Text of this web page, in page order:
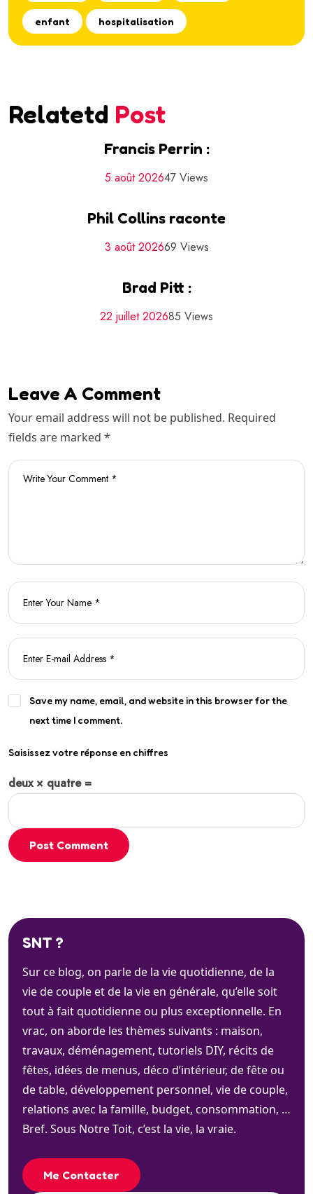
enfant hospitalisation
Relatetd Post
Francis Perrin :
5 août 202647 Views
Phil Collins raconte
3 août 202669 Views
Brad Pitt :
22 juillet 202685 Views
Leave A Comment
Your email address will not be published. Required
fields are marked *
Save my name, email, and website in this browser for the
next time I comment.
Saisissez votre réponse en chiffres
deux × quatre =
Post Comment
SNT ?
Sur ce blog, on parle de la vie quotidienne, de la
vie de couple et de la vie en générale, qu’elle soit
tout à fait quotidienne ou plus exceptionnelle. En
vrac, on aborde les thèmes suivants : maison,
travaux, déménagement, tutoriels DIY, récits de
fêtes, idées de menus, déco d’intérieur, de fête ou
de table, développement personnel, vie de couple,
relations avec la famille, budget, consommation, …
Bref. Sous Notre Toit, c’est la vie, la vraie.
Me Contacter